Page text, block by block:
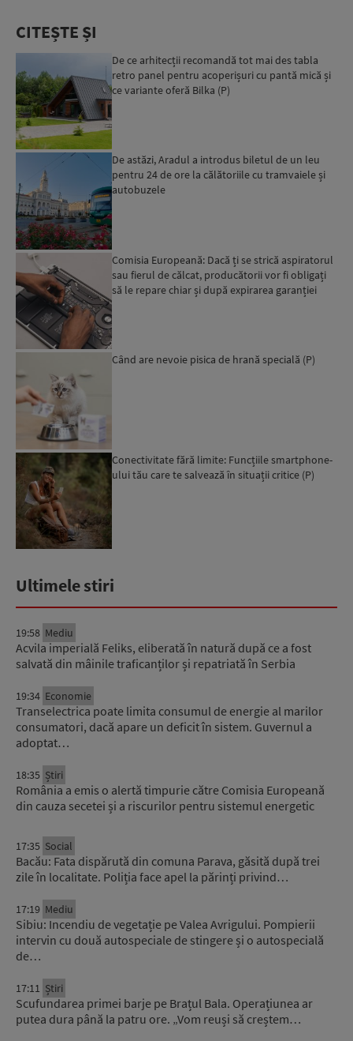
CITEȘTE ȘI
De ce arhitecții recomandă tot mai des tabla
retro panel pentru acoperișuri cu pantă mică și
ce variante oferă Bilka (P)
De astăzi, Aradul a introdus biletul de un leu
pentru 24 de ore la călătoriile cu tramvaiele și
autobuzele
Comisia Europeană: Dacă ți se strică aspiratorul
sau fierul de călcat, producătorii vor fi obligați
să le repare chiar și după expirarea garanției
Când are nevoie pisica de hrană specială (P)
Conectivitate fără limite: Funcțiile smartphone-
ului tău care te salvează în situații critice (P)
Ultimele stiri
19:58 Mediu
Acvila imperială Feliks, eliberată în natură după ce a fost
salvată din mâinile traficanților și repatriată în Serbia
19:34 Economie
Transelectrica poate limita consumul de energie al marilor
consumatori, dacă apare un deficit în sistem. Guvernul a
adoptat…
18:35 Știri
România a emis o alertă timpurie către Comisia Europeană
din cauza secetei și a riscurilor pentru sistemul energetic
17:35 Social
Bacău: Fata dispărută din comuna Parava, găsită după trei
zile în localitate. Poliția face apel la părinți privind…
17:19 Mediu
Sibiu: Incendiu de vegetație pe Valea Avrigului. Pompierii
intervin cu două autospeciale de stingere și o autospecială
de…
17:11 Știri
Scufundarea primei barje pe Brațul Bala. Operațiunea ar
putea dura până la patru ore. „Vom reuși să creștem…